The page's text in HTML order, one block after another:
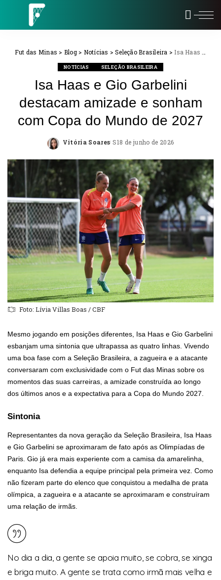
Fut das Minas > Blog> Notícias >Seleção Brasileira > Isa Haas e Gio Garbelini destacam amizade e sonham com Copa do Mundo de 2027
NOTÍCIAS SELEÇÃO BRASILEIRA
Isa Haas e Gio Garbelini
destacam amizade e sonham
com Copa do Mundo de 2027
Posted
Vitória Soares 18 de junho de 2026
Foto: Lívia Villas Boas / CBF
Mesmo jogando em posições diferentes, Isa Haas e Gio Garbelini
esbanjam uma sintonia que ultrapassa as quatro linhas. Vivendo
uma boa fase com a Seleção Brasileira, a zagueira e a atacante
conversaram com exclusividade com o Fut das Minas sobre os
momentos das suas carreiras, a amizade construída ao longo
dos últimos anos e a expectativa para a Copa do Mundo 2027.
Sintonia
Representantes da nova geração da Seleção Brasileira, Isa Haas
e Gio Garbelini se aproximaram de fato após as Olimpíadas de
Paris. Gio já era mais experiente com a camisa da amarelinha,
enquanto Isa defendia a equipe principal pela primeira vez. Como
não fizeram parte do elenco que conquistou a medalha de prata
olímpica, a zagueira e a atacante se aproximaram e construíram
uma relação de irmãs.
No dia a dia, a gente se apoia muito, se cobra, se xinga
e briga muito. A gente se trata como irmã mais velha e